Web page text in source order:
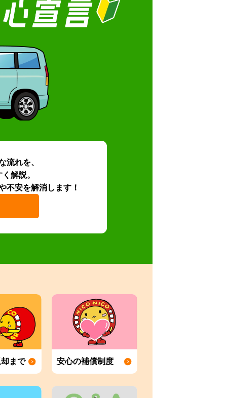
流れを、
解説。
不安を解消します！
まで 安心の補償制度